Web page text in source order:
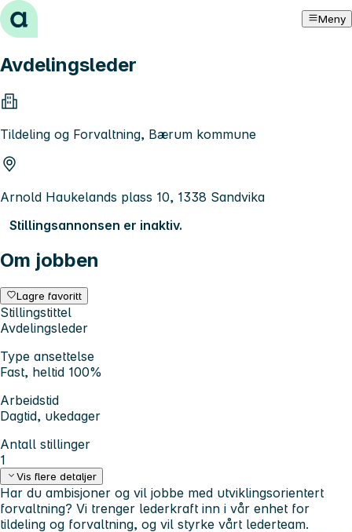
Hopp til innhold Meny
Avdelingsleder
Tildeling og Forvaltning, Bærum kommune
Arnold Haukelands plass 10, 1338 Sandvika
Stillingsannonsen er inaktiv.
Om jobben
Lagre favoritt
Stillingstittel
Avdelingsleder
Type ansettelse
Fast, heltid 100%
Arbeidstid
Dagtid, ukedager
Antall stillinger
1
Vis flere detaljer
Har du ambisjoner og vil jobbe med utviklingsorientert
forvaltning? Vi trenger lederkraft inn i vår enhet for
tildeling og forvaltning, og vil styrke vårt lederteam.